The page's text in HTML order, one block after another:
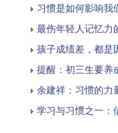
习惯是如何影响我
最伤年轻人记忆力
孩子成绩差，都是
提醒：初三生要养
余建祥：习惯的力
学习与习惯之一：